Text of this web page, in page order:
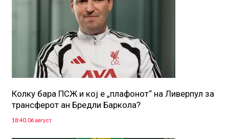
Колку бара ПСЖ и кој е „плафонот“ на Ливерпул за
трансферот ан Бредли Баркола?
18:40, 06 август